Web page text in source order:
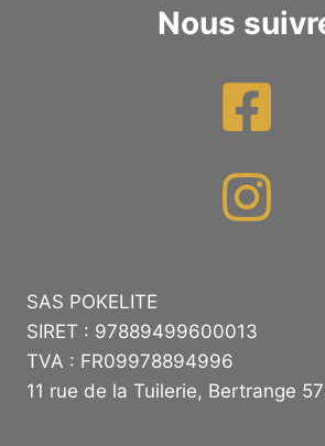
Nous
SAS POKELITE
SIRET : 97889499600013
TVA : FR09978894996
11 rue de la Tuilerie, Bertrange